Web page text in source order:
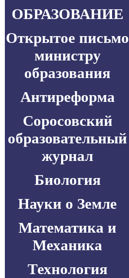
ОБРАЗОВАНИЕ
Открытое письмо
министру
образования
Антиреформа
Соросовский
образовательный
журнал
Биология
Науки о Земле
Математика и
Механика
Технология